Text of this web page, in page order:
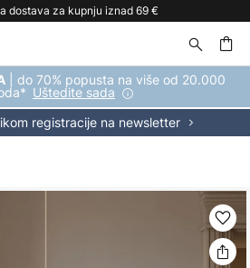
dostava za kupnju iznad 69 €
| do 70% popusta na više od 20.000
Uštedite sada
registracije na newsletter